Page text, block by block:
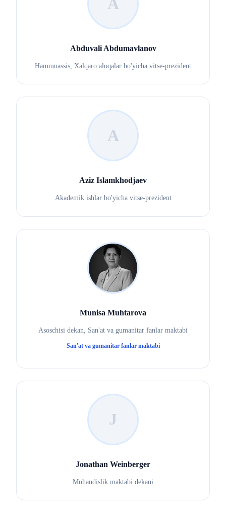
Abduvali Abdumavlanov
Hammuassis, Xalqaro aloqalar bo'yicha vitse-prezident
A
Aziz Islamkhodjaev
Akademik ishlar bo'yicha vitse-prezident
Munisa Muhtarova
Asoschisi dekan, San'at va gumanitar fanlar maktabi
San'at va gumanitar fanlar maktabi
J
Jonathan Weinberger
Muhandislik maktabi dekani